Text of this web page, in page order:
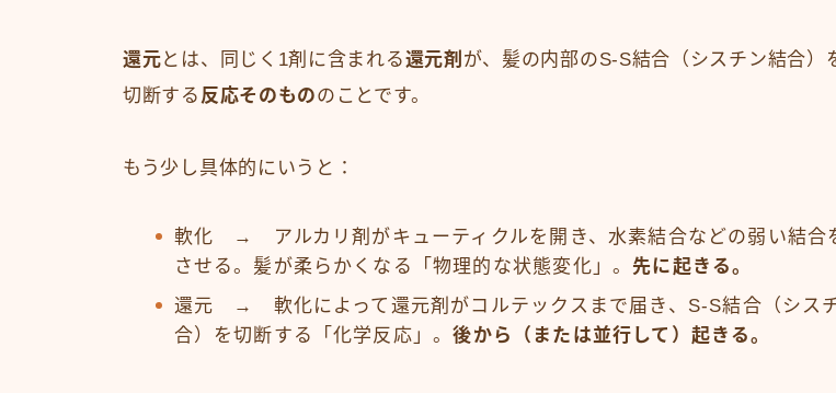
還元とは、同じく1剤に含まれる還元剤 が、髪の内部のS-S結合（シスチン結合）
切断する 反応そのもののことです。
もう少し具体的にいうと：
軟化 → アルカリ剤がキューティクルを開き、水素結合などの弱い結合
させる。髪が柔らかくなる「物理的な状態変化」。 先に起きる。
還元 → 軟化によって還元剤がコルテックスまで届き、S-S結合（シス
合）を切断する「化学反応」。後から（または並行して）起きる。